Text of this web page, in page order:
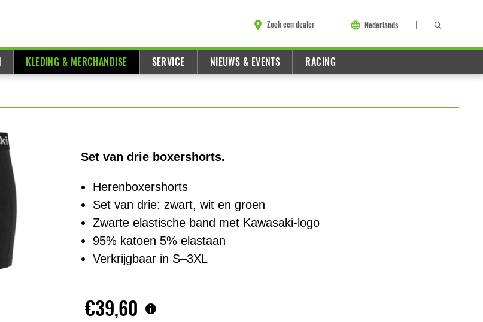
Zoek een dealer Nederlands
KLEDING & MERCHANDISE SERVICE NIEUWS & EVENTS RACING
Set van drie boxershorts.
Herenboxershorts
Set van drie: zwart, wit en groen
Zwarte elastische band met Kawasaki-logo
95% katoen 5% elastaan
Verkrijgbaar in S–3XL
€39,60